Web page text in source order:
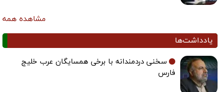
مشاهده همه
یادداشت‌ها
سخنی دردمندانه با برخی همسایگان عرب خلیج
فارس